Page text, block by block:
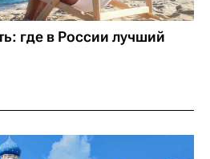
где в России лучший